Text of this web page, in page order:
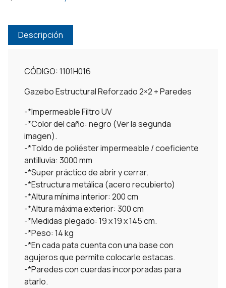
Descripción
CÓDIGO: 1101H016
Gazebo Estructural Reforzado 2×2 + Paredes
-*Impermeable Filtro UV
-*Color del caño: negro (Ver la segunda
imagen).
-*Toldo de poliéster impermeable / coeficiente
antilluvia: 3000 mm
-*Super práctico de abrir y cerrar.
-*Estructura metálica (acero recubierto)
-*Altura mínima interior: 200 cm
-*Altura máxima exterior: 300 cm
-*Medidas plegado: 19 x 19 x 145 cm.
-*Peso: 14 kg
-*En cada pata cuenta con una base con
agujeros que permite colocarle estacas.
-*Paredes con cuerdas incorporadas para
atarlo.